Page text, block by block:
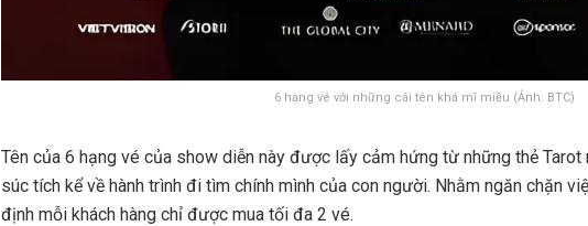
6 hạng vé với những cái tên khá mĩ miều (Ảnh: BTC)
Tên của 6 hạng vé của show diễn này được lấy cảm hứng từ những thẻ
súc tích kể về hành trình đi tìm chính mình của con người. Nhằm ngăn chặn
định mỗi khách hàng chỉ được mua tối đa 2 vé.